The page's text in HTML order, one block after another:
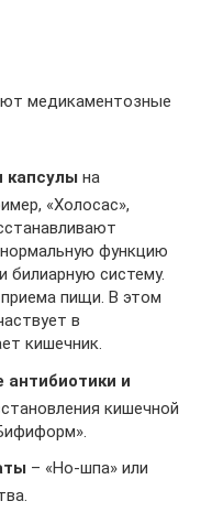
медикаментозные
капсулы на
«Холосас»,
функцию
билиарную систему.
пищи. В этом
в
кишечник.
и
кишечной
– «Но-шпа» или